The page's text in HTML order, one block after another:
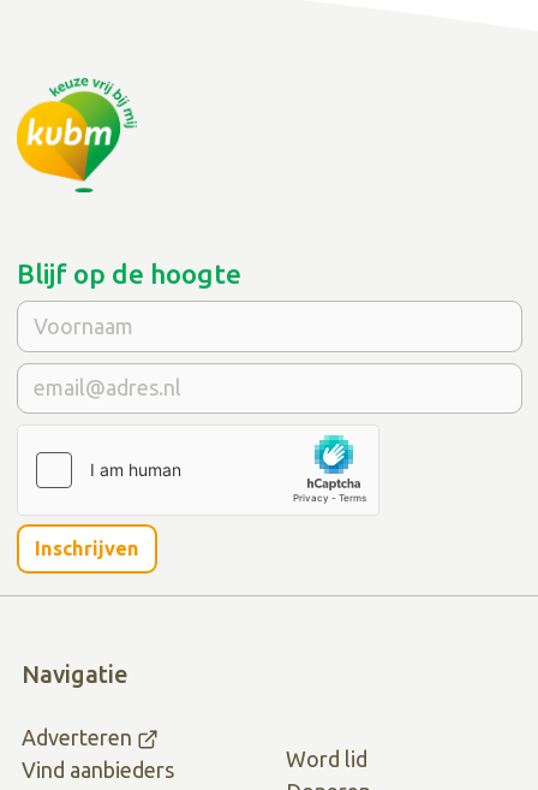
Navigatie
Adverteren
Vind aanbieders
Word lid
Blijf op de hoogte
Inschrijven